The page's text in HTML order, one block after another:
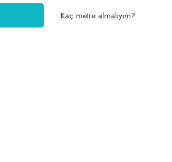
Kaç metre almalıyım?